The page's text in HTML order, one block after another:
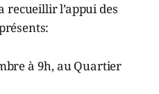
recueillir l’appui des
à 9h, au Quartier